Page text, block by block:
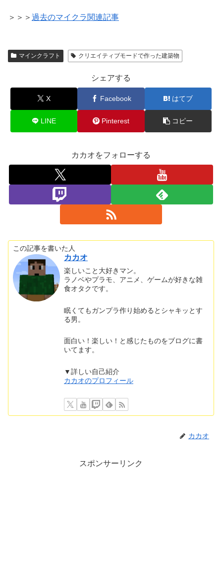
＞＞＞ 過去のマイクラ関連記事
マインクラフト クリエイティブモードで作った建築物
シェアする
X Facebook はてブ
LINE Pinterest コピー
カカオをフォローする
この記事を書いた人
カカオ
楽しいこと大好きマン。
ラノベやプラモ、アニメ、ゲームが好きな雑
食オタクです。
眠くてもガンプラ作り始めるとシャキッとす
る男。
面白い！楽しい！と感じたものをブログに書
いてます。
▼詳しい自己紹介
カカオのプロフィール
カカオ
スポンサーリンク